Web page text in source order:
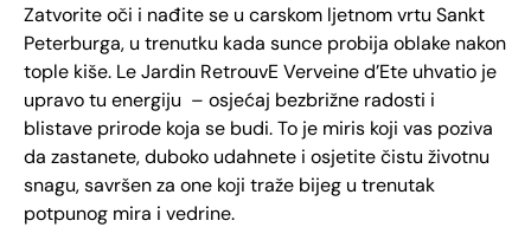
Zatvorite oči i nađite se u carskom ljetnom vrtu Sankt
Peterburga, u trenutku kada sunce probija oblake nakon
tople kiše. Le Jardin RetrouvE Verveine d’Ete uhvatio je
upravo tu energiju – osjećaj bezbrižne radosti i
blistave prirode koja se budi. To je miris koji vas poziva
da zastanete, duboko udahnete i osjetite čistu životnu
snagu, savršen za one koji traže bijeg u trenutak
potpunog mira i vedrine.